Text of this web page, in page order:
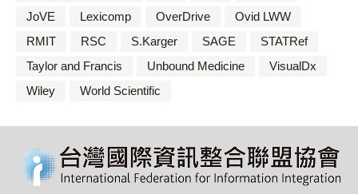
JoVE
Lexicomp OverDrive
Ovid LWW
RMIT
RSC S.Karger SAGE
STATRef
Taylor and Francis
Unbound Medicine
VisualDx
Wiley
World Scientific